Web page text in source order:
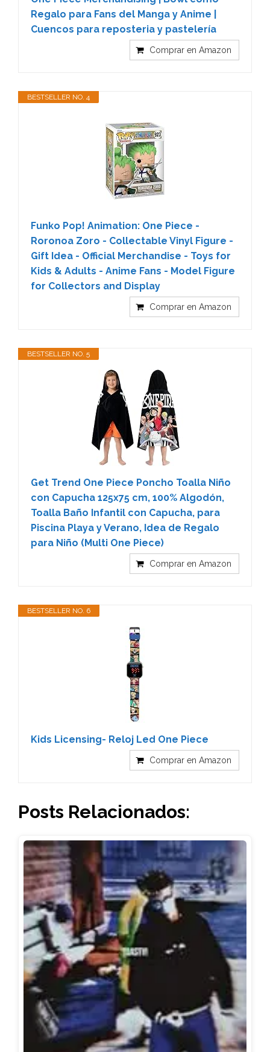
Regalo para Fans del Manga y Anime |
Cuencos para reposteria y pastelería
Comprar en Amazon
BESTSELLER NO. 4
Funko Pop! Animation: One Piece -
Roronoa Zoro - Collectable Vinyl Figure -
Gift Idea - Official Merchandise - Toys for
Kids & Adults - Anime Fans - Model Figure
for Collectors and Display
Comprar en Amazon
BESTSELLER NO. 5
Get Trend One Piece Poncho Toalla Niño
con Capucha 125x75 cm, 100% Algodón,
Toalla Baño Infantil con Capucha, para
Piscina Playa y Verano, Idea de Regalo
para Niño (Multi One Piece)
Comprar en Amazon
BESTSELLER NO. 6
Kids Licensing- Reloj Led One Piece
Comprar en Amazon
Posts Relacionados: